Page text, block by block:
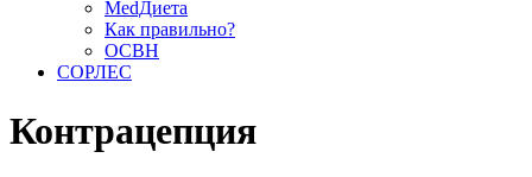
MedДиета
Как правильно?
ОСВН
СОРЛЕС
Контрацепция